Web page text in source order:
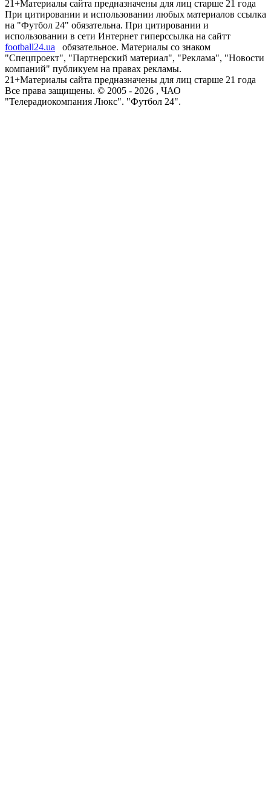
21+Материалы сайта предназначены для лиц старше 21 года
При цитировании и использовании любых материалов ссылка
на "Футбол 24" обязательна. При цитировании и
использовании в сети Интернет гиперссылка на сайтт
football24.ua
обязательное. Материалы со знаком
"Спецпроект", "Партнерский материал", "Реклама", "Новости
компаний" публикуем на правах рекламы.
21+Материалы сайта предназначены для лиц старше 21 года
Все права защищены. © 2005 - 2026 , ЧАО
"Телерадиокомпания Люкс". "Футбол 24".